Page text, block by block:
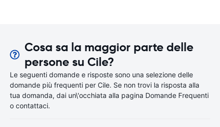
Cosa sa la maggior parte delle
persone su Cile?
Le seguenti domande e risposte sono una selezione delle
domande più frequenti per Cile. Se non trovi la risposta alla
tua domanda, dai un\'occhiata alla pagina Domande Frequenti
o contattaci.